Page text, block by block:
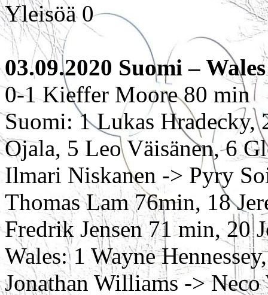
Yleisöä 0
03.09.2020 Suomi –
0-1 Kieffer Moore 80 min
Suomi: 1 Lukas Hradecky,
Ojala, 5 Leo Väisänen, 6
Ilmari Niskanen -> Pyry
Thomas Lam 76min, 18
Fredrik Jensen 71 min, 20
Wales: 1 Wayne
Jonathan Williams ->